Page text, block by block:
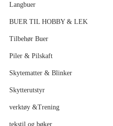
Langbuer
BUER TIL HOBBY & LEK
Tilbehør Buer
Piler & Pilskaft
Skytematter & Blinker
Skytterutstyr
verktøy &Trening
tekstil og bøker